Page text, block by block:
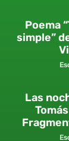
Poema
simple”
Las